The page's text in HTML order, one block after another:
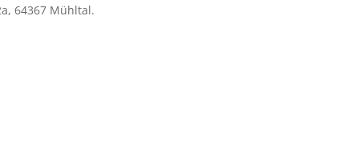
64367 Mühltal.